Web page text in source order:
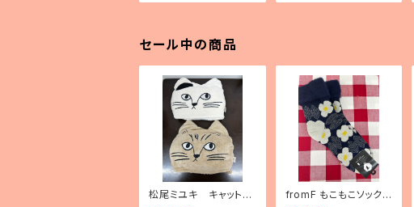
セール中の商品
松尾ミユキ キャットフ
fromF もこもこソックス